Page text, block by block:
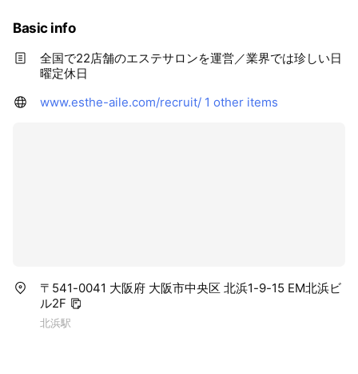
Basic info
全国で22店舗のエステサロンを運営／業界では珍しい日
曜定休日
www.esthe-aile.com/recruit/ 1 other items
〒541-0041 大阪府 大阪市中央区 北浜1-9-15 EM北浜ビ
ル2F
北浜駅